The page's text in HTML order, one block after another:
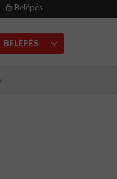
Belépés
BELÉPÉS